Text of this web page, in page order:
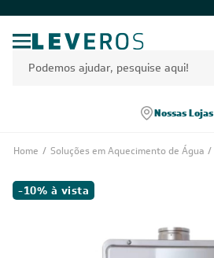
Nossas Lojas
Home / Soluções em Aquecimento de Água /
-10% à vista